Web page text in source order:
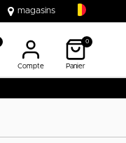
magasins
Compte
0
Panier